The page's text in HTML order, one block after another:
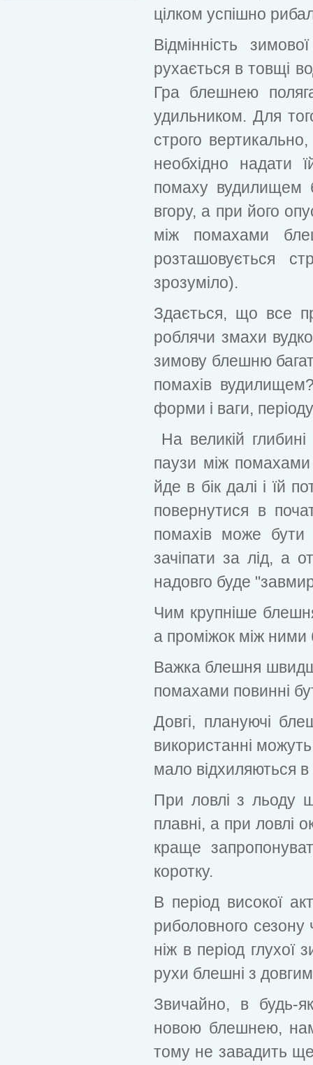
цілком успішно
Відмінність
рухається в товщі
Гра блешнею
удильником. Для
строго
необхідно надати
помаху вудилищем
вгору, а при його
між помахами
розташовується
зрозуміло).
Здається, що все
роблячи змахи
зимову блешню
помахів
форми і ваги,
На великій
паузи між
йде в бік далі і їй
повернутися в
помахів може
зачіпати за лід, а
надовго буде
Чим крупніше
а проміжок між ними
Важка блешня
помахами повинні
Довгі, плануючі
використанні
мало відхиляються в
При ловлі з льоду
плавні, а при ловлі
краще
коротку.
В період високої
риболовного
ніж в період глухої
рухи блешні з
Звичайно, в будь-
новою блешнею,
тому не завадить ще